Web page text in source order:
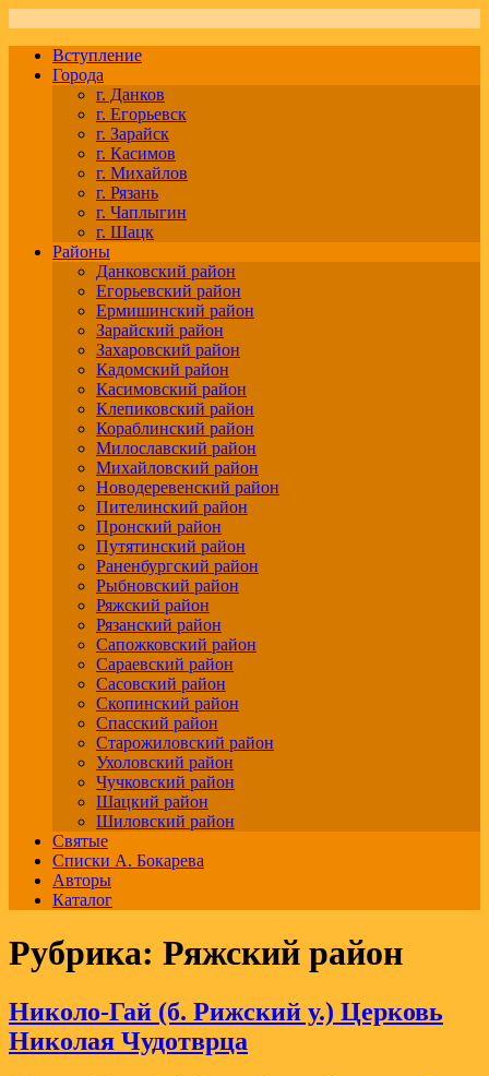
Вступление
Города
г. Данков
г. Егорьевск
г. Зарайск
г. Касимов
г. Михайлов
г. Рязань
г. Чаплыгин
г. Шацк
Районы
Данковский район
Егорьевский район
Ермишинский район
Зарайский район
Захаровский район
Кадомский район
Касимовский район
Клепиковский район
Кораблинский район
Милославский район
Михайловский район
Новодеревенский район
Пителинский район
Пронский район
Путятинский район
Раненбургский район
Рыбновский район
Ряжский район
Рязанский район
Сапожковский район
Сараевский район
Сасовский район
Скопинский район
Спасский район
Старожиловский район
Ухоловский район
Чучковский район
Шацкий район
Шиловский район
Святые
Списки А. Бокарева
Авторы
Каталог
Рубрика: Ряжский район
Николо-Гай (б. Рижский у.) Церковь
Николая Чудотврца